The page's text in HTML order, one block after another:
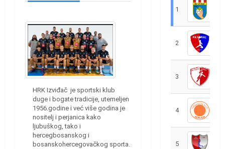
HRK Izviđač je sportski klub
duge i bogate tradicije, utemeljen
1956.godine i već više godina je
nositelj i perjanica kako
ljubuškog, tako i
hercegbosanskog i
bosanskohercegovačkog sporta.
1
2
3
4
5